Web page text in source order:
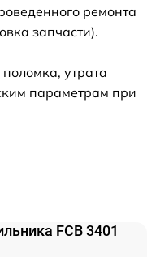
ремонта
запчасти).
утрата
параметрам при
FCB 3401